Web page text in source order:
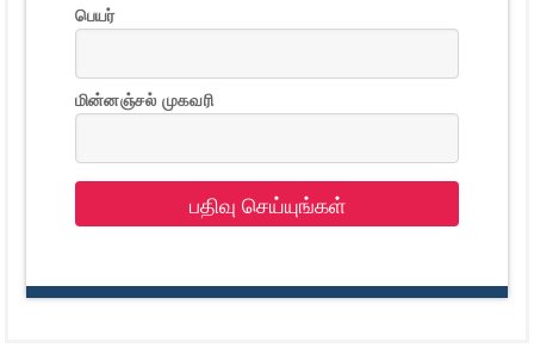
பெயர்
மின்னஞ்சல் முகவரி
பதிவு செய்யுங்கள்